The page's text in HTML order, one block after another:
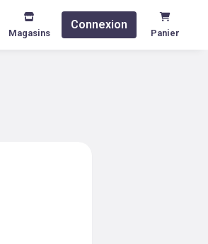
Magasins
Connexion
Panier